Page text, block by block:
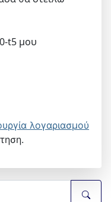
t5 μου
λογαριασμού